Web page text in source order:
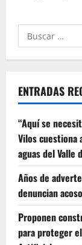
Buscar
por:
ENTRADAS
“Aquí se
Vilos cuestiona
aguas del Valle
Años de
denuncian
Proponen
para proteger